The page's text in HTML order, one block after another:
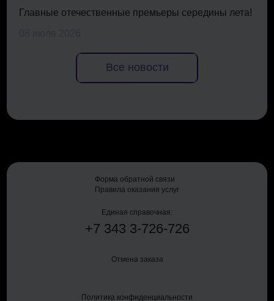
Главные отечественные премьеры середины лета!
Все новости
Правила оказания услуг
Форма обратной связи
Единая справочная:
+7 343 3-726-726
Отмена заказа
Политика конфиденциальности